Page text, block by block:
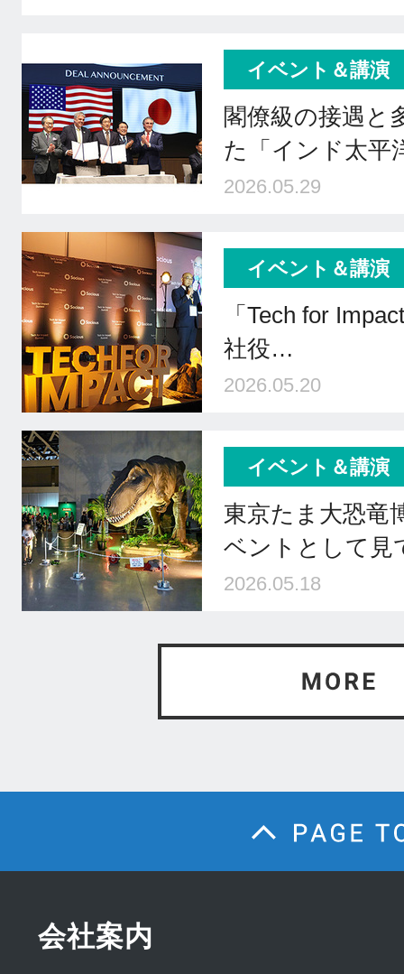
イベント＆講演
閣僚級の接遇と
た「インド太
2026.05.29
イベント＆講演
「Tech for
社役…
2026.05.20
イベント＆講演
東京たま大恐竜
ベントとして
2026.05.18
会社案内